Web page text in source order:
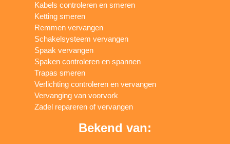
Kabels controleren en smeren
Ketting smeren
Remmen vervangen
Schakelsysteem vervangen
Spaak vervangen
Spaken controleren en spannen
Trapas smeren
Verlichting controleren en vervangen
Vervanging van voorvork
Zadel repareren of vervangen
Bekend van: